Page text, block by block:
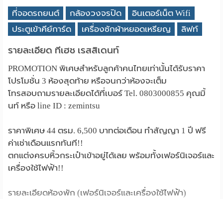
ที่จอดรถยนต์ กล้องวงจรปิด
อินเตอร์เน็ต Wifi
ประตูเข้าคีย์การ์ด
เครื่องซักผ้าหยอดเหรียญ ลิฟท์
รายละเอียด ทีเฮช เรสสิเดนท์
PROMOTION พิเศษสำหรับลูกค้าคนไทยเท่านั้นได้รับราคา
โปรโมชั่น 3 ห้องสุดท้าย หรือจนกว่าห้องจะเต็ม
โทรสอบถามรายละเอียดได้ที่เบอร์ Tel. 0803000855 คุณมิ้
นท์ หรือ line ID : zemintsu
ราคาพิเศษ 44 ตรม. 6,500 บาทต่อเดือน ทำสัญญา 1 ปี ฟรี
ค่าเช่าเดือนแรกทันที!!
ตกแต่งครบหิ้วกระเป๋าเข้าอยู่ได้เลย พร้อมทั้งเฟอร์นิเจอร์และ
เครื่องใช้ไฟฟ้า!!
รายละเอียดห้องพัก (เฟอร์นิเจอร์และเครื่องใช้ไฟฟ้า)